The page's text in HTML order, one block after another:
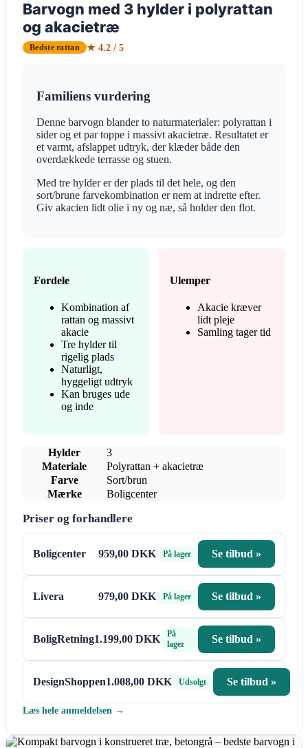
Barvogn med 3 hylder i polyrattan
og akacietræ
Bedste rattan ★ 4.2 / 5
Familiens vurdering
Denne barvogn blander to naturmaterialer: polyrattan i
sider og et par toppe i massivt akacietræ. Resultatet er
et varmt, afslappet udtryk, der klæder både den
overdækkede terrasse og stuen.
Med tre hylder er der plads til det hele, og den
sort/brune farvekombination er nem at indrette efter.
Giv akacien lidt olie i ny og næ, så holder den flot.
Fordele
Kombination af
rattan og massivt
akacie
Tre hylder til
rigelig plads
Naturligt,
hyggeligt udtryk
Kan bruges ude
og inde
Ulemper
Akacie kræver
lidt pleje
Samling tager tid
Hylder
3
Materiale
Polyrattan + akacietræ
Farve
Sort/brun
Mærke
Boligcenter
Priser og forhandlere
Boligcenter 959,00 DKK På lager Se tilbud »
Livera 979,00 DKK På lager Se tilbud »
BoligRetning1.199,00 DKK
På
lager
Se tilbud »
DesignShoppen1.008,00 DKK Udsolgt Se tilbud »
Læs hele anmeldelsen →